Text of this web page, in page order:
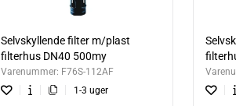
Selvskyllende filter m/plast
filterhus DN40 500my
Varenummer: F76S-112AF
1-3 uger